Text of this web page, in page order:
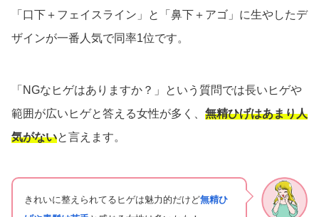
「口下＋フェイスライン」と「鼻下＋アゴ」に生やしたデ
ザインが一番人気で同率1位です。
「NGなヒゲはありますか？」という質問では長いヒゲや
範囲が広いヒゲと答える女性が多く、 無精ひげはあまり人
気がないと言えます。
きれいに整えられてるヒゲは魅力的だけど無精ひ